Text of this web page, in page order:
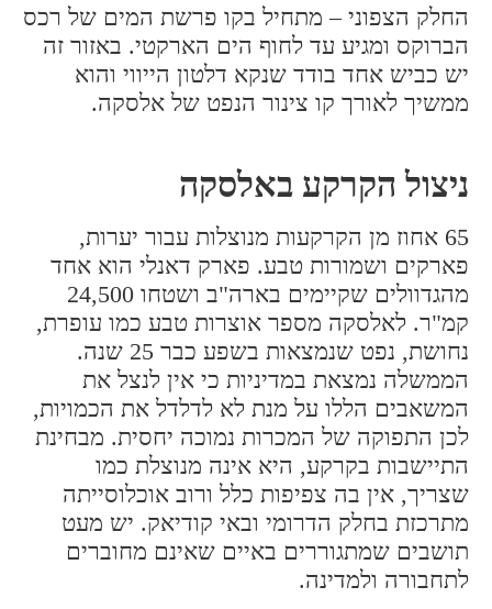
החלק הצפוני – מתחיל בקו פרשת המים של רכס
הברוקס ומגיע עד לחוף הים הארקטי. באזור זה
יש כביש אחד בודד שנקא דלטון הייווי והוא
ממשיך לאורך קו צינור הנפט של אלסקה.
ניצול הקרקע באלסקה
65 אחוז מן הקרקעות מנוצלות עבור יערות,
פארקים ושמורות טבע. פארק דאנלי הוא אחד
מהגדוולים שקיימים בארה"ב ושטחו 24,500
קמ"ר. לאלסקה מספר אוצרות טבע כמו עופרת,
נחושת, נפט שנמצאות בשפע כבר 25 שנה.
הממשלה נמצאת במדיניות כי אין לנצל את
המשאבים הללו על מנת לא לדלדל את הכמויות,
לכן התפוקה של המכרות נמוכה יחסית. מבחינת
התיישבות בקרקע, היא אינה מנוצלת כמו
שצריך, אין בה צפיפות כלל ורוב אוכלוסייתה
מתרכזת בחלק הדרומי ובאי קודיאק. יש מעט
תושבים שמתגוררים באיים שאינם מחוברים
לתחבורה ולמדינה.